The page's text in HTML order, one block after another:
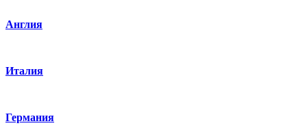
Англия
Италия
Германия